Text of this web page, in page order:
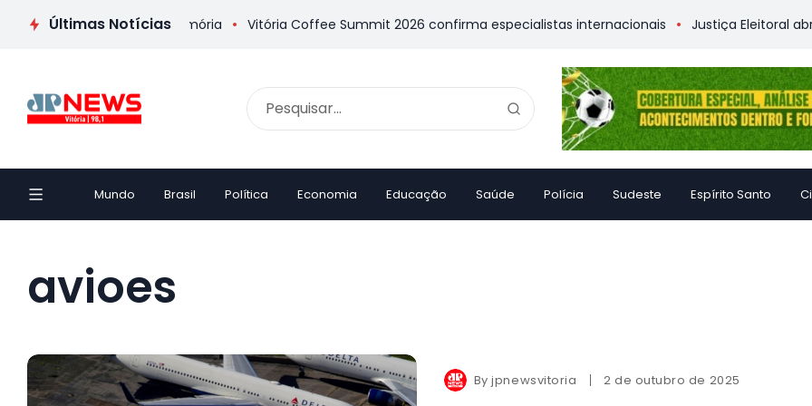
Últimas Notícias
inaugura Casa da Memória Vitória Coffee Summit 2026 confirma especialistas internacionais Justiça Eleitoral abre
Mundo Brasil Política Economia Educação Saúde Polícia Sudeste Espírito Santo
avioes
Byjpnewsvitoria 2 de outubro de 2025